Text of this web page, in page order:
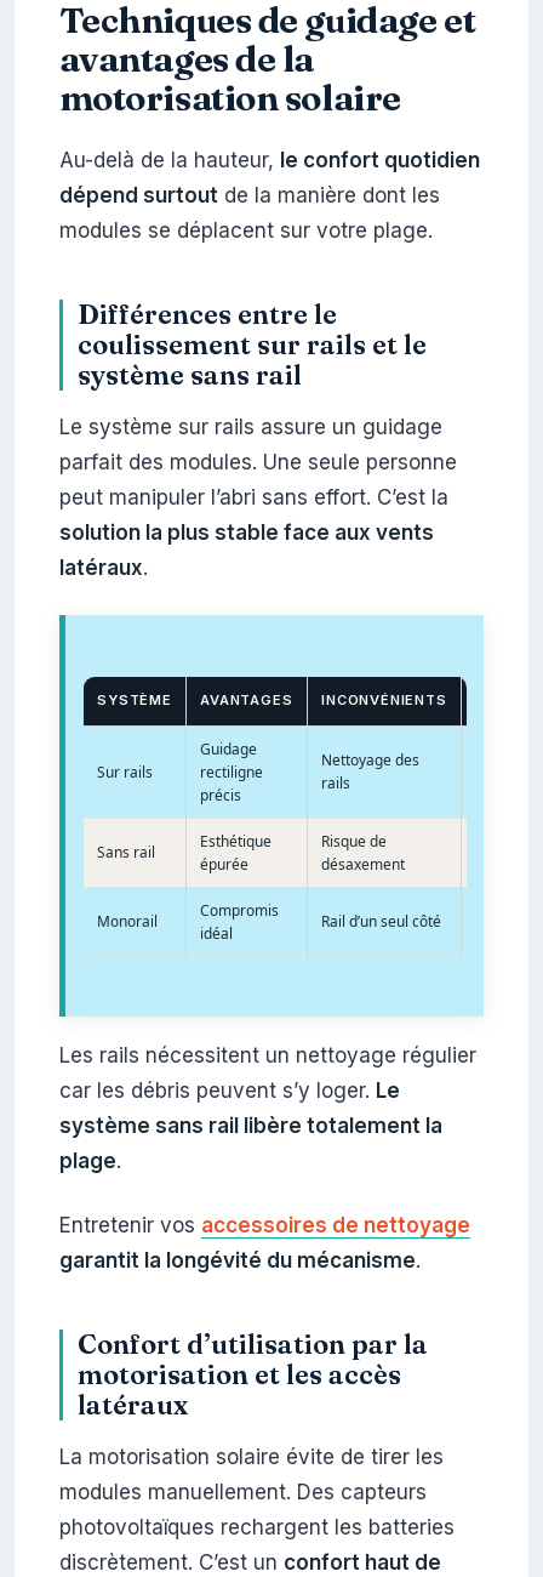
Techniques de guidage et
avantages de la
motorisation solaire
Au-delà de la hauteur, le confort quotidien
dépend surtout de la manière dont les
modules se déplacent sur votre plage.
Différences entre le
coulissement sur rails et le
système sans rail
Le système sur rails assure un guidage
parfait des modules. Une seule personne
peut manipuler l’abri sans effort. C’est la
solution la plus stable face aux vents
latéraux.
SYSTÈME AVANTAGES INCONVÉNIENTS
Sur rails
Guidage
rectiligne
précis
Nettoyage des
rails
Sans rail
Esthétique
épurée
Risque de
désaxement
Monorail
Compromis
idéal
Rail d’un seul côté
Les rails nécessitent un nettoyage régulier
car les débris peuvent s’y loger. Le
système sans rail libère totalement la
plage.
Entretenir vos accessoires de nettoyage
garantit la longévité du mécanisme.
Confort d’utilisation par la
motorisation et les accès
latéraux
La motorisation solaire évite de tirer les
modules manuellement. Des capteurs
photovoltaïques rechargent les batteries
discrètement. C’est un confort haut de